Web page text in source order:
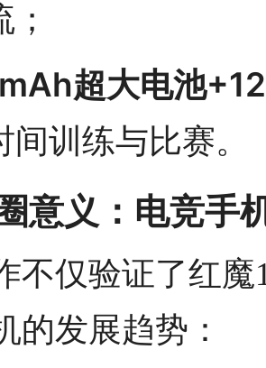
超大电池
间训练与比赛。
意义：电竞手
不仅验证了红
的发展趋势：